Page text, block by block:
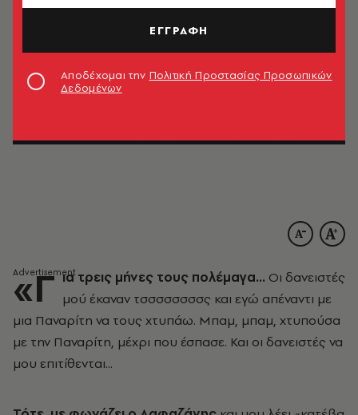
«Γ ια τρεις μήνες τους πολέμαγα... Οι δανειστές
μού έκαναν τσσσσσσσσς και εγώ απέναντι με
μια Παναρίτη να τους χτυπάω. Μπαμ, μπαμ, χτυπούσα
με την Παναρίτη, μέχρι που έσπασε. Και οι δανειστές να
μου επιτίθενται...
ΕΓΓΡΑΦΗ
Αποδέχομαι την Πολιτική Προστασίας Προσωπικών
Δεδομένων